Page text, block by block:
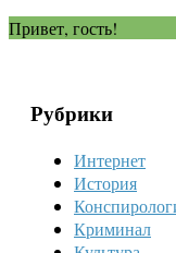
Привет, гость!
Рубрики
Интернет
История
Криминал